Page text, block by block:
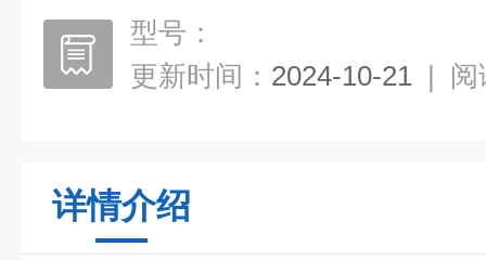
型号：
更新时间： 2024-10-21 | 阅
详情介绍